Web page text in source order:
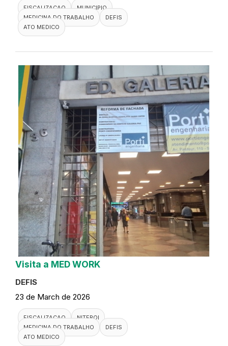
FISCALIZACAO
MUNICIPIO
MEDICINA DO TRABALHO
DEFIS
ATO MEDICO
Visita a MED WORK
DEFIS
23 de March de 2026
FISCALIZACAO
NITEROI
MEDICINA DO TRABALHO
DEFIS
ATO MEDICO